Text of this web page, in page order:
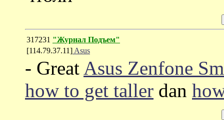
317231 "Журнал Подъем"
[114.79.37.11] Asus
- Great Asus Zenfone
how to get taller dan